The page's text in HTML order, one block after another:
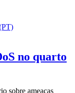
no quarto
sobre ameaças